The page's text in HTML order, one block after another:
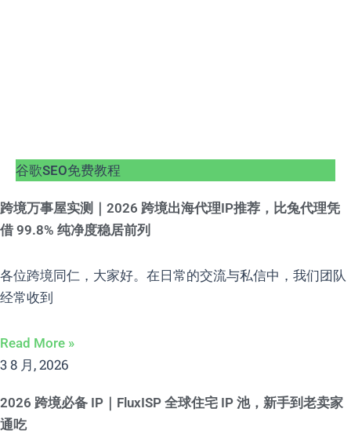
谷歌SEO免费教程
跨境万事屋实测｜2026 跨境出海代理IP推荐，比兔代理凭
借 99.8% 纯净度稳居前列
各位跨境同仁，大家好。在日常的交流与私信中，我们团队
经常收到
Read More »
3 8 月, 2026
2026 跨境必备 IP｜FluxISP 全球住宅 IP 池，新手到老卖家
通吃